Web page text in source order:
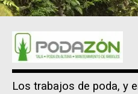
Los trabajos de poda, y